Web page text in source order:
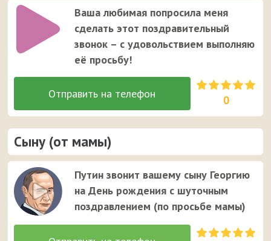
Ваша любимая попросила меня
сделать этот поздравительный
звонок – с удовольствием выполняю
её просьбу!
0
Сыну (от мамы)
Путин звонит вашему сыну Георгию
на День рождения с шуточным
поздравлением (по просьбе мамы)